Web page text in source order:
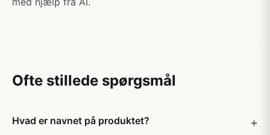
Ofte stillede spørgsmål
Hvad er navnet på produktet?